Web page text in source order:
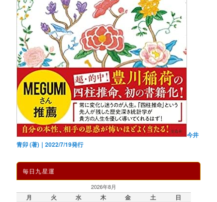
今井
青卯 (著)｜2022/7/19発行
毎日九星運
2026年8月
月 火 水 木 金 土 日